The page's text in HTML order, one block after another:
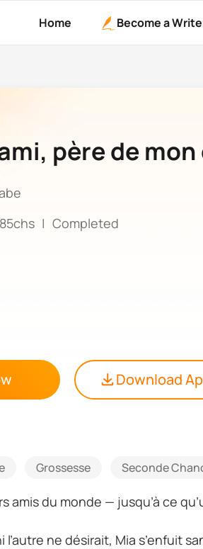
Home Become a
père de
85chs | Completed
Download
Grossesse Seconde
amis du monde — jusqu’à ce
ne désirait, Mia s’enfuit